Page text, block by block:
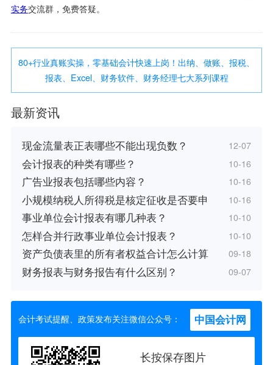
实务交流群，免费答疑。
80+行业真账实操，零基础会计快速上岗！出纳、做账、报税、
报表、Excel、财务软件、财务经理七大系列课程
最新资讯
现金流量表正表哪些不能出现负数？ 12-07
会计报表的种类有哪些？ 10-16
广告业报表包括哪些内容？ 10-16
小规模纳税人所得税是核定征收是否要申 10-16
事业单位会计报表有哪几种表？ 10-10
怎样合并行政事业单位会计报表？ 10-10
资产负债表里的所有者权益合计怎么计算 09-18
财务报表与财务报告有什么区别？ 09-07
会计考试提醒、政策发布关注微信公众号： 中国会计网
长按保存图片